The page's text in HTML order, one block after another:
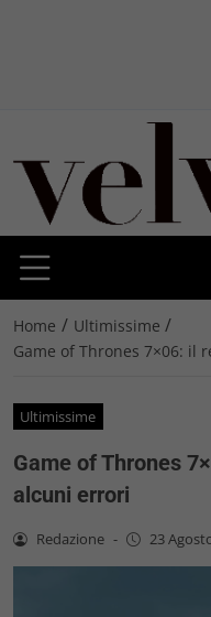
Home / Ultimissime /
Game of Thrones 7×06: il
Ultimissime
Game of Thrones
alcuni errori
Redazione - 23